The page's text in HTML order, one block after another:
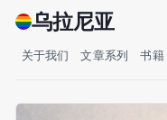
乌拉尼亚
关于我们 文章系列 书籍